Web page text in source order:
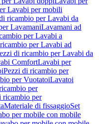
Lavabi per mobili
ricambio per Lavabi da
LavamaniLavamani ad
per Lavabi a
per Lavabi ad
di ricambio per Lavabi da
ComfortLavabi per
Pezzi di ricambio per
per VuotatoiLavatoi
per
ricambio per
Materiale di fissaggioSet
per mobile con mobile